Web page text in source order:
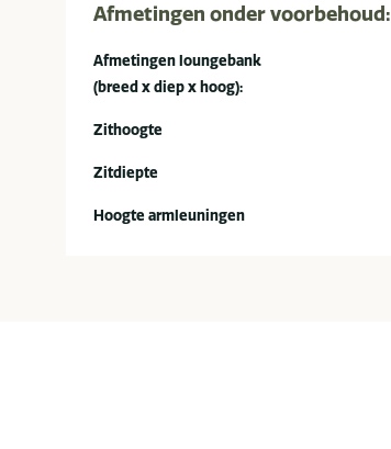
Afmetingen onder voorbehoud:
Afmetingen loungebank
(breed x diep x hoog):
Zithoogte
Zitdiepte
Hoogte armleuningen